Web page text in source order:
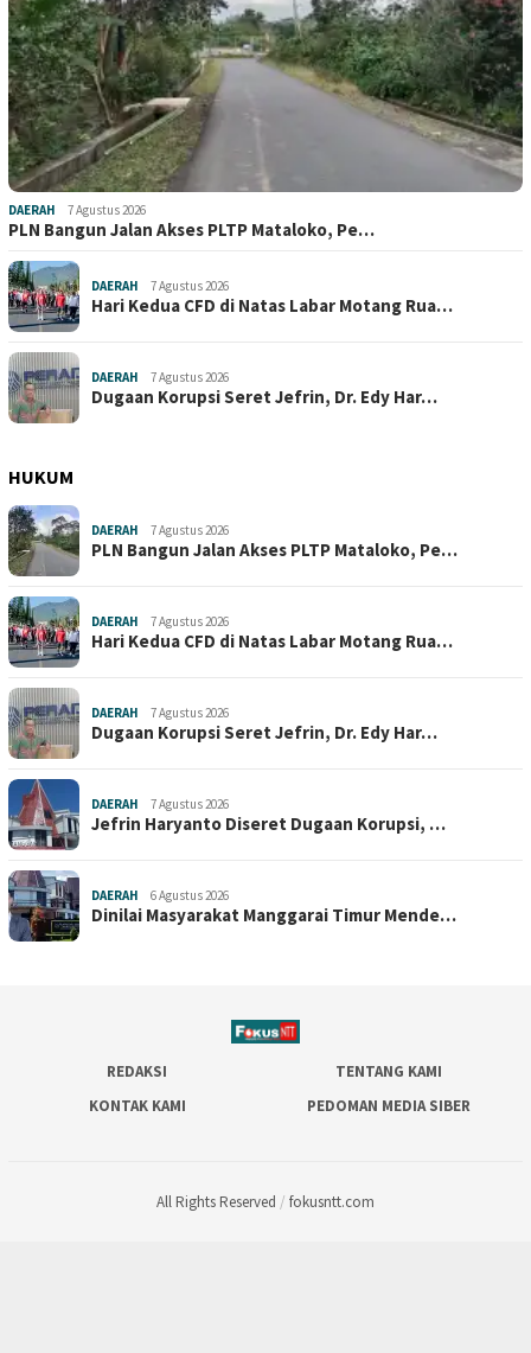
DAERAH 7 Agustus 2026
PLN Bangun Jalan Akses PLTP Mataloko, Pe…
DAERAH 7 Agustus 2026
Hari Kedua CFD di Natas Labar Motang Rua…
DAERAH 7 Agustus 2026
Dugaan Korupsi Seret Jefrin, Dr. Edy Har…
HUKUM
DAERAH 7 Agustus 2026
PLN Bangun Jalan Akses PLTP Mataloko, Pe…
DAERAH 7 Agustus 2026
Hari Kedua CFD di Natas Labar Motang Rua…
DAERAH 7 Agustus 2026
Dugaan Korupsi Seret Jefrin, Dr. Edy Har…
DAERAH 7 Agustus 2026
Jefrin Haryanto Diseret Dugaan Korupsi, …
DAERAH 6 Agustus 2026
Dinilai Masyarakat Manggarai Timur Mende…
REDAKSI
TENTANG KAMI
KONTAK KAMI
PEDOMAN MEDIA SIBER
All Rights Reserved / fokusntt.com